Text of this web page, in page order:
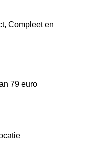
Compleet en
79 euro